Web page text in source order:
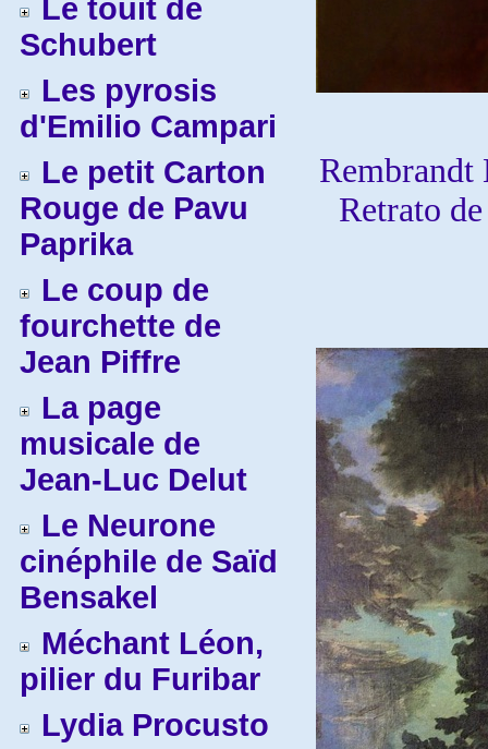
Le touit de
Schubert
Les pyrosis
d'Emilio Campari
Le petit Carton
Rouge de Pavu
Paprika
Le coup de
fourchette de
Jean Piffre
La page
musicale de
Jean-Luc Delut
Le Neurone
cinéphile de Saïd
Bensakel
Méchant Léon,
pilier du Furibar
Lydia Procusto
Rembrandt
Retrato